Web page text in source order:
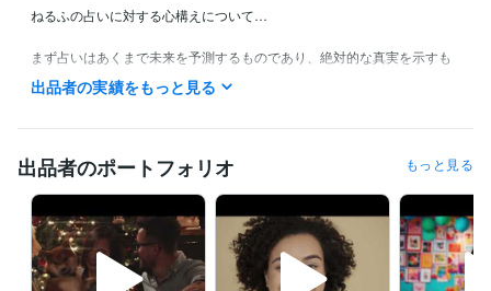
ねるふの占いに対する心構えについて…
まず占いはあくまで未来を予測するものであり、絶対的な真実を示すも
のではないということを頭に入れて聞いてください。占いの結果は一つ
の可能性であり実際にその通りになるかどうかは貴方の行動次第で変わ
占いをする際には自己責任で占いの結果に惑わされず自分自身の意思決
定に責任を持つことが重要。占いが自分の望む結果でなかった場合で
も、それは自分の選択や行動が原因だったかもしれません。
占いの結果に囚われず自分の直感や経験に耳を傾けることが大切。そし
て落ち着いて自分自身の内なる声や現実の状況を客観的に見ることが大
切だよ。
出品者の実績をもっと見る
出品者のポートフォリオ もっと見る